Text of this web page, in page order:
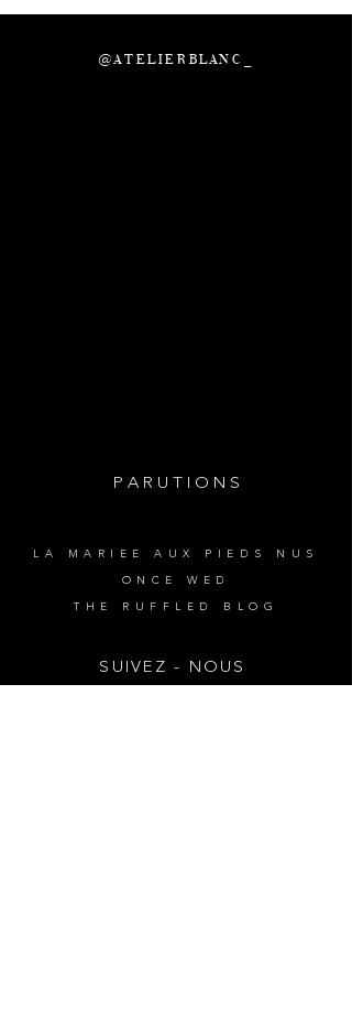
@ATELIERBLANC_
P A R U T I O N S
LA MARIEE AUX PIEDS NUS
ONCE WED
THE RUFFLED BLO G
SUIVEZ - NOUS